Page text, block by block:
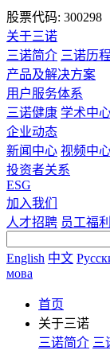
股票代码: 300298
关于三诺
三诺简介 三诺历程
产品及解决方案
用户服务体系
三诺健康 学术中
企业动态
新闻中心 视频中
投资者关系
ESG
加入我们
人才招聘 员工福利
English 中文
мова
首页
关于三诺
三诺简介 三